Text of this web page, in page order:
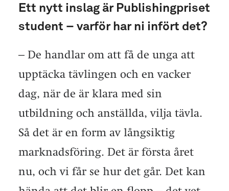
Ett nytt inslag är Publishingpriset
student – varför har ni infört det?
– De handlar om att få de unga att
upptäcka tävlingen och en vacker
dag, när de är klara med sin
utbildning och anställda, vilja tävla.
Så det är en form av långsiktig
marknadsföring. Det är första året
nu, och vi får se hur det går. Det kan